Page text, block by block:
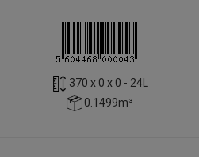
370 x 0 x 0 - 24L
0.1499m³